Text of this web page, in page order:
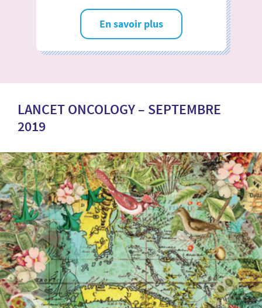
En savoir plus
LANCET ONCOLOGY – SEPTEMBRE
2019